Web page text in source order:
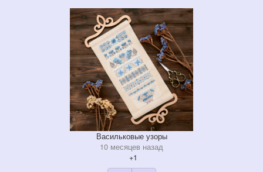
Васильковые узоры
10 месяцев назад
+1